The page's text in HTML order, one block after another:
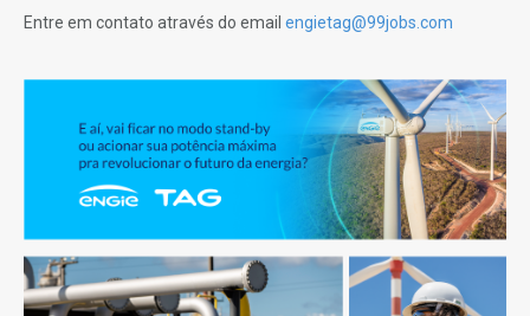
Entre em contato através do email engietag@99jobs.com